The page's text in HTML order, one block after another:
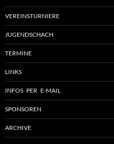
VEREINSTURNIERE
JUGENDSCHACH
TERMINE
LINKS
INFOS PER E-MAIL
SPONSOREN
ARCHIVE